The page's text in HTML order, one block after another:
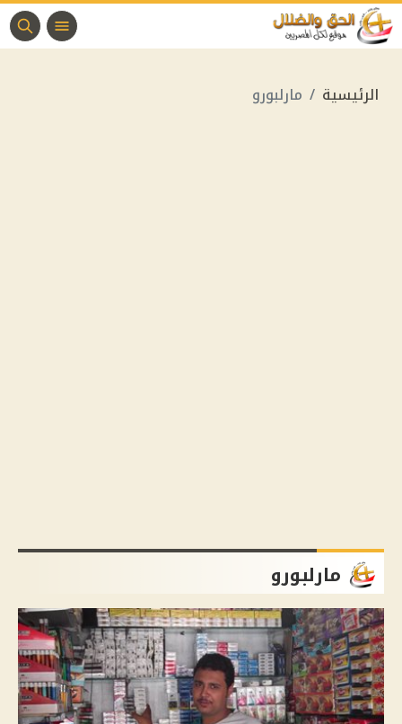
الرئيسية مارلبورو
مارلبورو